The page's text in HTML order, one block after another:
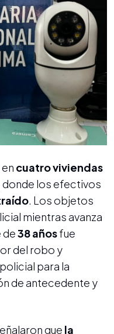
cuatro viviendas
donde los efectivos
. Los objetos
mientras avanza
de38 añosfue
del robo y
para la
de antecedente y
que la